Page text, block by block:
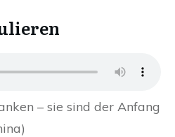
– sie sind der Anfang